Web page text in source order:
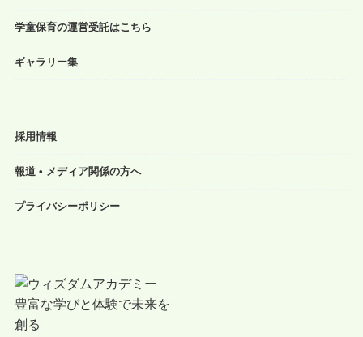
学童保育の運営受託はこちら
ギャラリー集
採用情報
報道 • メディア関係の方へ
プライバシーポリシー